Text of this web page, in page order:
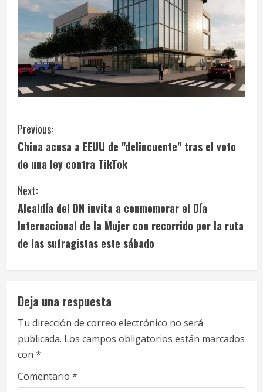
C
o
n
t
i
n
u
e
R
e
a
Previous:
China acusa a EEUU de "delincuente" tras el voto
de una ley contra TikTok
Next:
Alcaldía del DN invita a conmemorar el Día
Internacional de la Mujer con recorrido por la ruta
de las sufragistas este sábado
Deja una respuesta
Tu dirección de correo electrónico no será
publicada. Los campos obligatorios están marcados
con *
Comentario *